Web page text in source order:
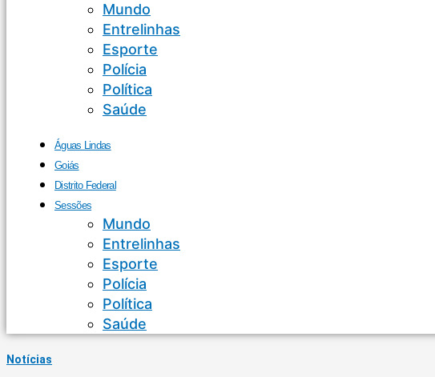
Mundo
Entrelinhas
Esporte
Polícia
Política
Saúde
Águas Lindas
Goiás
Distrito Federal
Sessões
Mundo
Entrelinhas
Esporte
Polícia
Política
Saúde
Notícias